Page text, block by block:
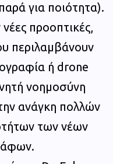
για ποιότητα).
προοπτικές,
περιλαμβάνουν
ή drone
νοημοσύνη
ανάγκη πολλών
των νέων